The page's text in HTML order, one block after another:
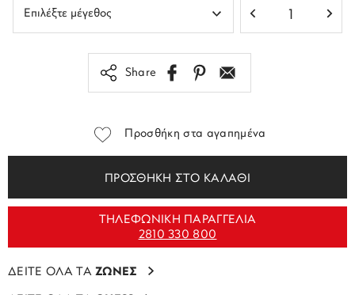
Share
Προσθήκη στα αγαπημένα
ΠΡΟΣΘΗΚΗ ΣΤΟ ΚΑΛΑΘΙ
ΤΗΛΕΦΩΝΙΚΗ ΠΑΡΑΓΓΕΛΙΑ
2810 330 800
ΔΕΙΤΕ ΟΛΑ ΤΑΖΩΝΕΣ